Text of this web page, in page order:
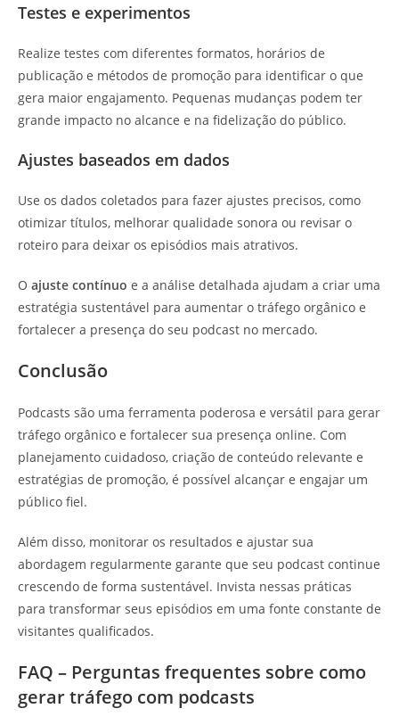
Testes e experimentos
Realize testes com diferentes formatos, horários de
publicação e métodos de promoção para identificar o que
gera maior engajamento. Pequenas mudanças podem ter
grande impacto no alcance e na fidelização do público.
Ajustes baseados em dados
Use os dados coletados para fazer ajustes precisos, como
otimizar títulos, melhorar qualidade sonora ou revisar o
roteiro para deixar os episódios mais atrativos.
O ajuste contínuo e a análise detalhada ajudam a criar uma
estratégia sustentável para aumentar o tráfego orgânico e
fortalecer a presença do seu podcast no mercado.
Conclusão
Podcasts são uma ferramenta poderosa e versátil para gerar
tráfego orgânico e fortalecer sua presença online. Com
planejamento cuidadoso, criação de conteúdo relevante e
estratégias de promoção, é possível alcançar e engajar um
público fiel.
Além disso, monitorar os resultados e ajustar sua
abordagem regularmente garante que seu podcast continue
crescendo de forma sustentável. Invista nessas práticas
para transformar seus episódios em uma fonte constante de
visitantes qualificados.
FAQ – Perguntas frequentes sobre como
gerar tráfego com podcasts